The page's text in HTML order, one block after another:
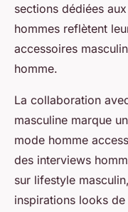
sections dédiées
hommes reflètent
accessoires
homme.
La collaboration
masculine marque
mode homme
des interviews
sur lifestyle
inspirations looks